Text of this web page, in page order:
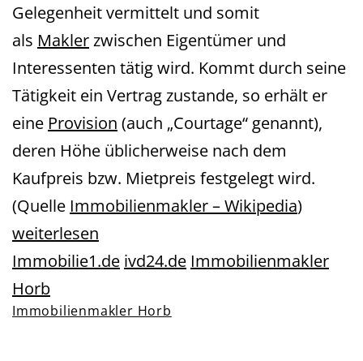
Gelegenheit vermittelt und somit
als Maklerzwischen Eigentümer und
Interessenten tätig wird. Kommt durch seine
Tätigkeit ein Vertrag zustande, so erhält er
eine Provision (auch „Courtage“ genannt),
deren Höhe üblicherweise nach dem
Kaufpreis bzw. Mietpreis festgelegt wird.
(Quelle Immobilienmakler – Wikipedia)
weiterlesen
Immobilie1.de ivd24.de Immobilienmakler
Horb
Immobilienmakler Horb